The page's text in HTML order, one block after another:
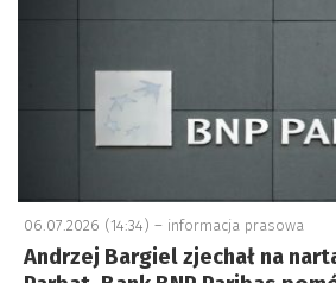
06.07.2026 (14:34) – informacja prasowa
Andrzej Bargiel zjechał na